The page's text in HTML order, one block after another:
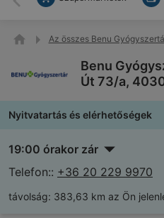
Vissza
Az összes Benu
Benu
Út 73/a,
Nyitvatartás és elérhetőségek
19:00 órakor zár
Telefon:: +36 20 229 9970
távolság: 383,63 km az Ön